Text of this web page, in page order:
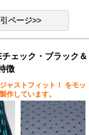
ページ>>
ェック・ブラック＆
徴
ャストフィット！
をモッ
作しています。